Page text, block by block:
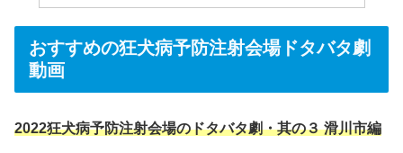
おすすめの狂犬病予防注射会場ドタバタ劇
動画
2022狂犬病予防注射会場のドタバタ劇・其の３ 滑川市編